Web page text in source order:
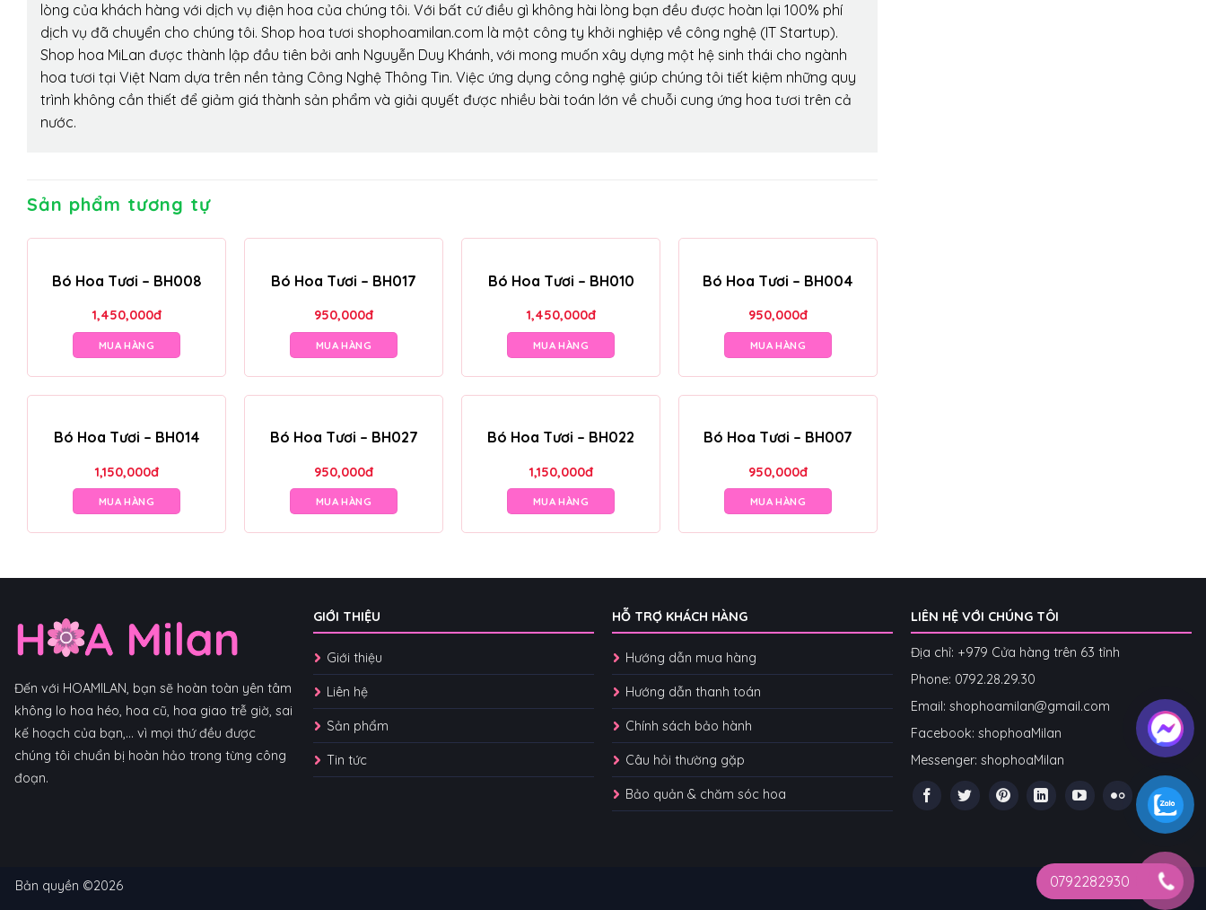
lòng của khách hàng với dịch vụ điện hoa của chúng tôi. Với bất cứ điều gì không hài lòng bạn đều được hoàn lại 100% phí
dịch vụ đã chuyển cho chúng tôi. Shop hoa tươi shophoamilan.com là một công ty khởi nghiệp về công nghệ (IT Startup).
Shop hoa MiLan được thành lập đầu tiên bởi anh Nguyễn Duy Khánh, với mong muốn xây dựng một hệ sinh thái cho ngành
hoa tươi tại Việt Nam dựa trên nền tảng Công Nghệ Thông Tin. Việc ứng dụng công nghệ giúp chúng tôi tiết kiệm những quy
trình không cần thiết để giảm giá thành sản phẩm và giải quyết được nhiều bài toán lớn về chuỗi cung ứng hoa tươi trên cả
nước.
Sản phẩm tương tự
Bó Hoa Tươi – BH008
1,450,000đ
MUA HÀNG
Bó Hoa Tươi – BH017
950,000đ
MUA HÀNG
Bó Hoa Tươi – BH010
1,450,000đ
MUA HÀNG
Bó Hoa Tươi – BH004
950,000đ
MUA HÀNG
Bó Hoa Tươi – BH014
1,150,000đ
MUA HÀNG
Bó Hoa Tươi – BH027
950,000đ
MUA HÀNG
Bó Hoa Tươi – BH022
1,150,000đ
MUA HÀNG
Bó Hoa Tươi – BH007
950,000đ
MUA HÀNG
Đến với HOAMILAN, bạn sẽ hoàn toàn yên tâm
không lo hoa héo, hoa cũ, hoa giao trễ giờ, sai
kế hoạch của bạn,... vì mọi thứ đều được
chúng tôi chuẩn bị hoàn hảo trong từng công
đoạn.
GIỚI THIỆU
Giới thiệu
Liên hệ
Sản phẩm
Tin tức
HỖ TRỢ KHÁCH HÀNG
Hướng dẫn mua hàng
Hướng dẫn thanh toán
Chính sách bảo hành
Câu hỏi thường gặp
Bảo quản & chăm sóc hoa
LIÊN HỆ VỚI CHÚNG TÔI
Địa chỉ: +979 Cửa hàng trên 63 tỉnh
Phone: 0792.28.29.30
Email: shophoamilan@gmail.com
Facebook: shophoaMilan
Messenger: shophoaMilan
Bản quyền ©2026 0792282930